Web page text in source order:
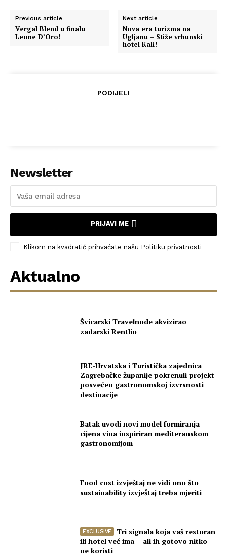
Previous article
Vergal Blend u finalu
Leone D’Oro!
Next article
Nova era turizma na
Ugljanu – Stiže vrhunski
hotel Kali!
PODIJELI
Newsletter
PRIJAVI ME
Klikom na kvadratić prihvaćate našu Politiku privatnosti
Aktualno
Švicarski Travelnode akvizirao
zadarski Rentlio
JRE-Hrvatska i Turistička zajednica
Zagrebačke županije pokrenuli projekt
posvećen gastronomskoj izvrsnosti
destinacije
Batak uvodi novi model formiranja
cijena vina inspiriran mediteranskom
gastronomijom
Food cost izvještaj ne vidi ono što
sustainability izvještaj treba mjeriti
Tri signala koja vaš restoran
ili hotel već ima – ali ih gotovo nitko
ne koristi